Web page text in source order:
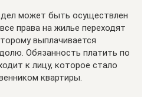
может быть осуществлен
права на жилье переходят
выплачивается
Обязанность платить по
к лицу, которое стало
квартиры.